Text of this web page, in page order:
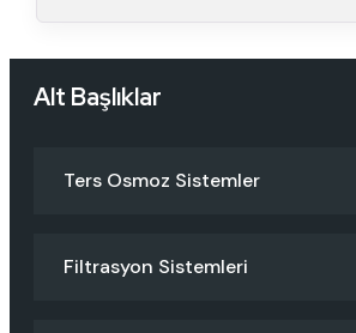
Alt Başlıklar
Ters Osmoz Sistemler
Filtrasyon Sistemleri